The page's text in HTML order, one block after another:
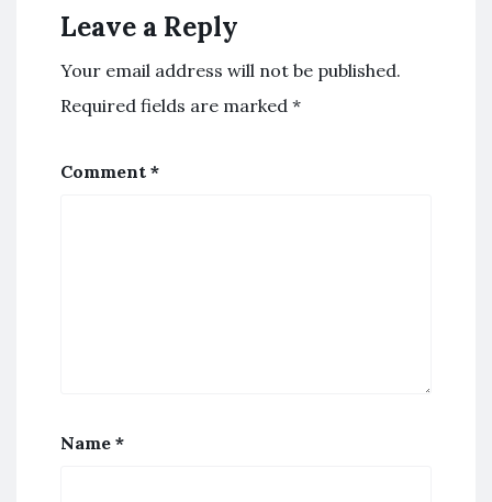
Leave a Reply
Your email address will not be published.
Required fields are marked *
Comment *
Name *